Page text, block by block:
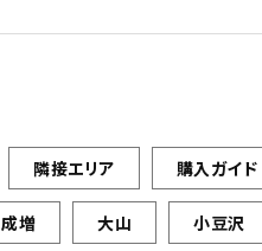
隣接エリア 購入ガイド
成増 大山 小豆沢